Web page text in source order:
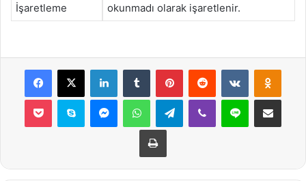
İşaretleme
okunmadı olarak işaretlenir.
Facebook
X LinkedInTumblr PinterestReddit VKontakte
Pocket Skype MessengerWhatsAppTelegramViber Line E-Posta ile
Yazdır